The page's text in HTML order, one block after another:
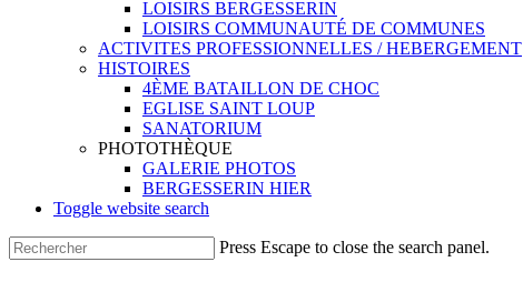
LOISIRS BERGESSERIN
LOISIRS COMMUNAUTÉ DE COMMUNES
ACTIVITES PROFESSIONNELLES / HEBERGEMENT
HISTOIRES
4ÈME BATAILLON DE CHOC
EGLISE SAINT LOUP
SANATORIUM
PHOTOTHÈQUE
GALERIE PHOTOS
BERGESSERIN HIER
Toggle website search
Press Escape to close the search panel.